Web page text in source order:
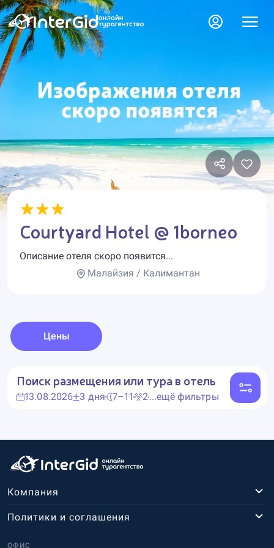
Courtyard Hotel @ 1borneo
Описание отеля скоро появится...
Малайзия / Калимантан
Цены
Поиск размещения или тура в отель
13.08.2026 3 дня 7–11 2...ещё фильтры
Компания
ОФИС
Политики и соглашения